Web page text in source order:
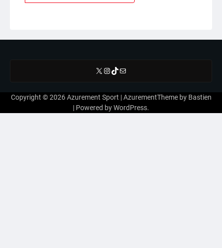
X Instagram
TikTok
E-mail
Copyright © 2026Azurement Sport | AzurementTheme by Bastien
| Powered byWordPress.